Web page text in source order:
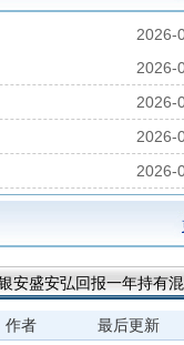
2026-
2026-
2026-
2026-
2026-
安盛安弘回报一年持有
作者 最后更新